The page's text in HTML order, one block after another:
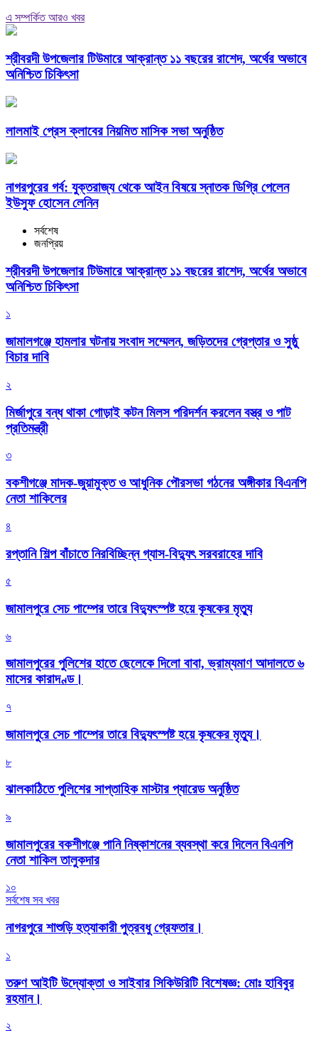
এ সম্পর্কিত আরও খবর
শ্রীবরদী উপজেলার টিউমারে আক্রান্ত ১১ বছরের রাশেদ, অর্থের অভাবে
অনিশ্চিত চিকিৎসা
লালমাই প্রেস ক্লাবের নিয়মিত মাসিক সভা অনুষ্ঠিত
নাগরপুরের গর্ব: যুক্তরাজ্য থেকে আইন বিষয়ে স্নাতক ডিগ্রি পেলেন
ইউসুফ হোসেন লেনিন
সর্বশেষ
জনপ্রিয়
শ্রীবরদী উপজেলার টিউমারে আক্রান্ত ১১ বছরের রাশেদ, অর্থের অভাবে
অনিশ্চিত চিকিৎসা
১
জামালগঞ্জে হামলার ঘটনায় সংবাদ সম্মেলন, জড়িতদের গ্রেপ্তার ও সুষ্ঠু
বিচার দাবি
২
মির্জাপুরে বন্ধ থাকা গোড়াই কটন মিলস পরিদর্শন করলেন বস্ত্র ও পাট
প্রতিমন্ত্রী
৩
বকশীগঞ্জে মাদক-জুয়ামুক্ত ও আধুনিক পৌরসভা গঠনের অঙ্গীকার বিএনপি
নেতা শাকিলের
৪
রপ্তানি শিল্প বাঁচাতে নিরবিচ্ছিন্ন গ্যাস-বিদ্যুৎ সরবরাহের দাবি
৫
জামালপুরে সেচ পাম্পের তারে বিদ্যুৎস্পষ্ট হয়ে কৃষকের মৃত্যু
৬
জামালপুরের পুলিশের হাতে ছেলেকে দিলো বাবা, ভ্রাম্যমাণ আদালতে ৬
মাসের কারাদণ্ড।
৭
জামালপুরে সেচ পাম্পের তারে বিদ্যুৎস্পষ্ট হয়ে কৃষকের মৃত্যু।
৮
‎ঝালকাঠিতে পুলিশের সাপ্তাহিক মাস্টার প্যারেড অনুষ্ঠিত
৯
জামালপুরের বকশীগঞ্জে পানি নিষ্কাশনের ব্যবস্থা করে দিলেন বিএনপি
নেতা শাকিল তালুকদার
১০
সর্বশেষ সব খবর
নাগরপুরে শাশুড়ি হত্যাকারী পুত্রবধু গ্রেফতার।
১
তরুণ আইটি উদ্যোক্তা ও সাইবার সিকিউরিটি বিশেষজ্ঞ: মোঃ হাবিবুর
রহমান।
২